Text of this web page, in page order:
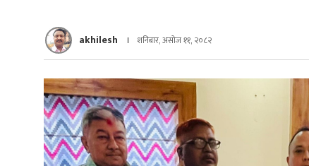
akhilesh शनिबार, असोज ११, २०८२